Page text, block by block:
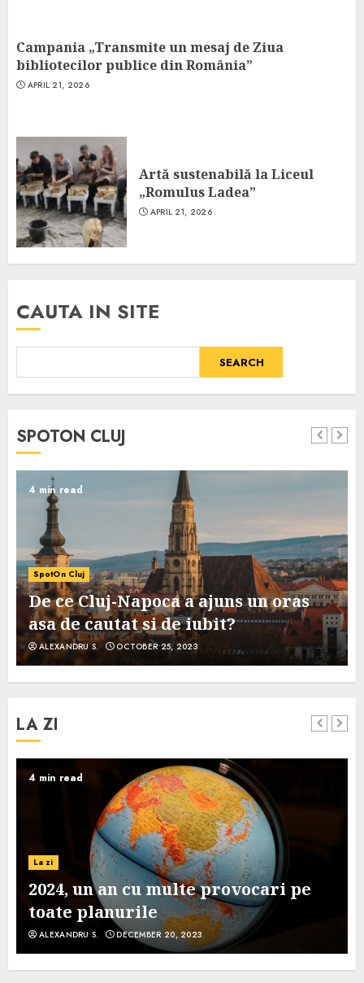
Campania „Transmite un mesaj de Ziua
bibliotecilor publice din România”
APRIL 21, 2026
Artă sustenabilă la Liceul
„Romulus Ladea”
APRIL 21, 2026
CAUTA IN SITE
SEARCH
SPOTON CLUJ
4 min read
SpotOn Cluj
De ce Cluj-Napoca a ajuns un oras
asa de cautat si de iubit?
ALEXANDRU S. OCTOBER 25, 2023
LA ZI
4 min read
La zi
2024, un an cu multe provocari pe
toate planurile
ALEXANDRU S. DECEMBER 20, 2023